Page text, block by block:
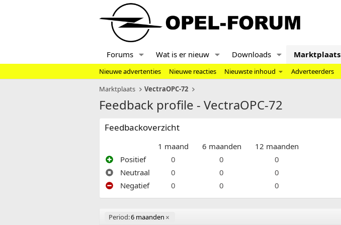
Forums Wat is er nieuw Downloads Marktplaats
Nieuwe advertenties Nieuwe reacties Nieuwste inhoud Adverteerders
Marktplaats
VectraOPC-72
Feedback profile - VectraOPC-72
Feedbackoverzicht
1 maand 6 maanden
12 maanden
Positief
0 0
0
Neutraal
0 0
0
Negatief
0 0 0
Period:6 maanden